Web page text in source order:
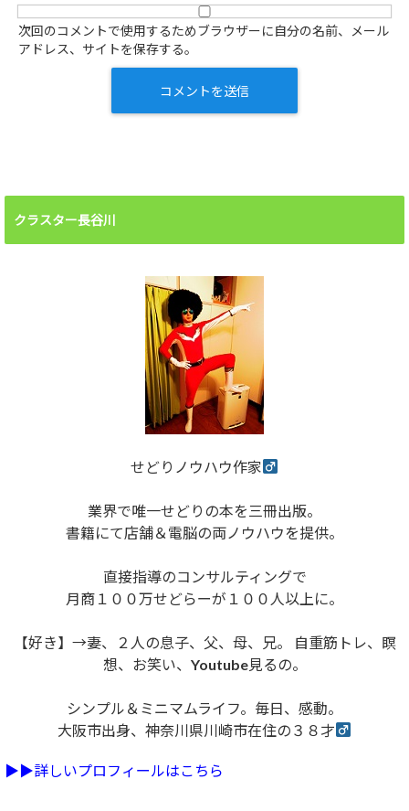
次回のコメントで使用するためブラウザーに自分の名前、メール
アドレス、サイトを保存する。
クラスター長谷川
せどりノウハウ作家
業界で唯一せどりの本を三冊出版。
書籍にて店舗＆電脳の両ノウハウを提供。
直接指導のコンサルティングで
月商１００万せどらーが１００人以上に。
【好き】→妻、２人の息子、父、母、兄。 自重筋トレ、瞑
想、お笑い、Youtube見るの。
シンプル＆ミニマムライフ。毎日、感動。
大阪市出身、神奈川県川崎市在住の３８才
▶︎▶︎詳しいプロフィールはこちら